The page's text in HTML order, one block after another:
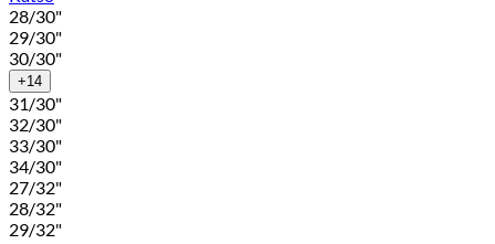
28/30"
29/30"
30/30"
+14
31/30"
32/30"
33/30"
34/30"
27/32"
28/32"
29/32"